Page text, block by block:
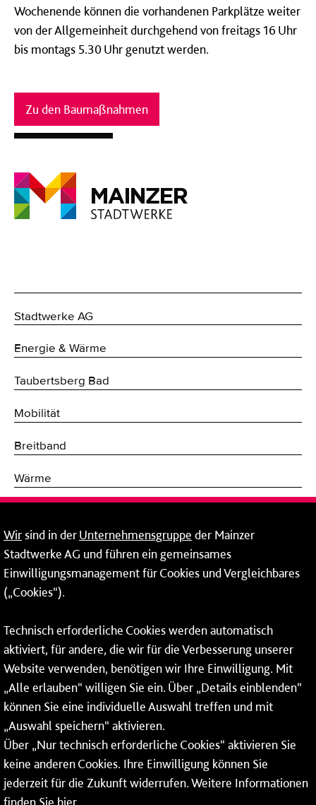
Wochenende können die vorhandenen Parkplätze weiter
von der Allgemeinheit durchgehend von freitags 16 Uhr
bis montags 5.30 Uhr genutzt werden.
Zu den Baumaßnahmen
Stadtwerke AG
Energie & Wärme
Taubertsberg Bad
Mobilität
Breitband
Wärme
Erneuerbare Energien
Netze
Rheinallee 41
55118 Mainz
Tel.:06131 - 12 78 78
Fax: 06131 - 12 78 77
Wirsind in derUnternehmensgruppe der Mainzer
Stadtwerke AG und führen ein gemeinsames
Einwilligungsmanagement für Cookies und Vergleichbares
(„Cookies“).
Technisch erforderliche Cookies werden automatisch
aktiviert, für andere, die wir für die Verbesserung unserer
Website verwenden, benötigen wir Ihre Einwilligung. Mit
„Alle erlauben“ willigen Sie ein. Über „Details einblenden“
können Sie eine individuelle Auswahl treffen und mit
„Auswahl speichern“ aktivieren.
Über „Nur technisch erforderliche Cookies“ aktivieren Sie
keine anderen Cookies. Ihre Einwilligung können Sie
jederzeit für die Zukunft widerrufen. Weitere Informationen
finden Sie hier.